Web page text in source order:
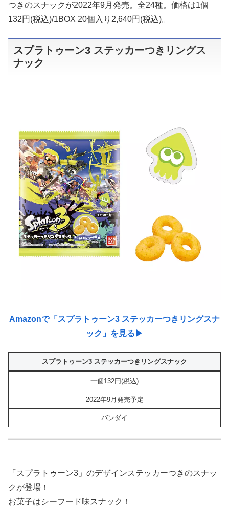
つきのスナックが2022年9月発売。全24種。価格は1個
132円(税込)/1BOX 20個入り2,640円(税込)。
スプラトゥーン3 ステッカーつきリングス
ナック
Amazonで「スプラトゥーン3 ステッカーつきリングスナ
ック」を見る▶︎
スプラトゥーン3 ステッカーつきリングスナック
一個132円(税込)
2022年9月発売予定
バンダイ
「スプラトゥーン3」のデザインステッカーつきのスナッ
クが登場！
お菓子はシーフード味スナック！